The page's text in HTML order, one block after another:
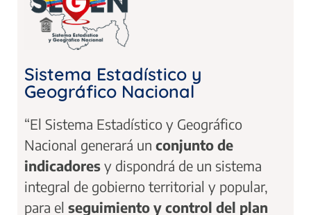
Sistema Estadístico y
Geográfico Nacional
“El Sistema Estadístico y Geográfico
Nacional generará un conjunto de
indicadores y dispondrá de un sistema
integral de gobierno territorial y popular,
para el seguimiento y control del plan